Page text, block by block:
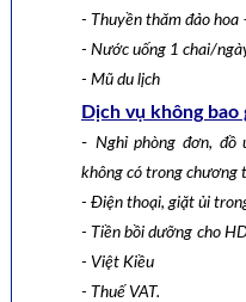
- Thuyền thăm đảo hoa
- Nước uống 1 chai/
- Mũ du lịch
Dịch vụ không bao
- Nghỉ phòng đơn, đồ
không có trong chương
- Điện thoại, giặt ủi
- Tiền bồi dưỡng cho
- Việt Kiều
- Thuế VAT.